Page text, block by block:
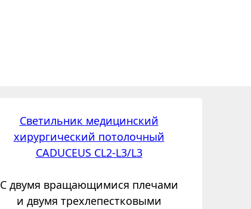
Светильник медицинский
хирургический потолочный
CADUCEUS CL2-L3/L3
С двумя вращающимися плечами
и двумя трехлепестковыми